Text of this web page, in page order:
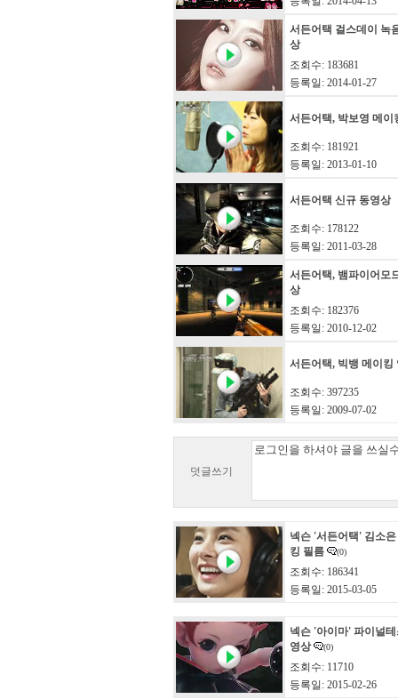
서든어택 걸스데이 녹
상
조회수: 183681
등록일: 2014-01-27
서든어택, 박보영 메이
조회수: 181921
등록일: 2013-01-10
서든어택 신규 동영상
조회수: 178122
등록일: 2011-03-28
서든어택, 뱀파이어모
상
조회수: 182376
등록일: 2010-12-02
서든어택, 빅뱅 메이킹
조회수: 397235
등록일: 2009-07-02
덧글쓰기
넥슨 '서든어택' 김소
킹 필름
(0)
조회수: 186341
등록일: 2015-03-05
넥슨 '아이마' 파이널
영상
(0)
조회수: 11710
등록일: 2015-02-26